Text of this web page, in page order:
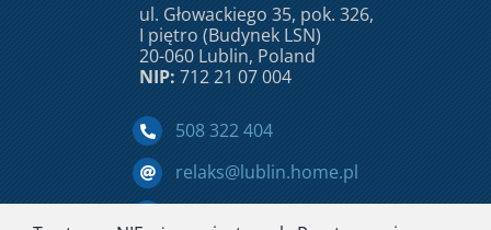
ul. Głowackiego 35, pok. 326,
I piętro (Budynek LSN)
20-060 Lublin, Poland
NIP: 712 21 07 004
508 322 404
relaks@lublin.home.pl